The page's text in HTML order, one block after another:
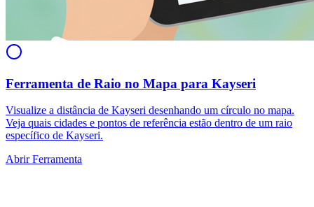
Ferramenta de Raio no Mapa para Kayseri
Visualize a distância de Kayseri desenhando um círculo no mapa.
Veja quais cidades e pontos de referência estão dentro de um raio
específico de Kayseri.
Abrir Ferramenta